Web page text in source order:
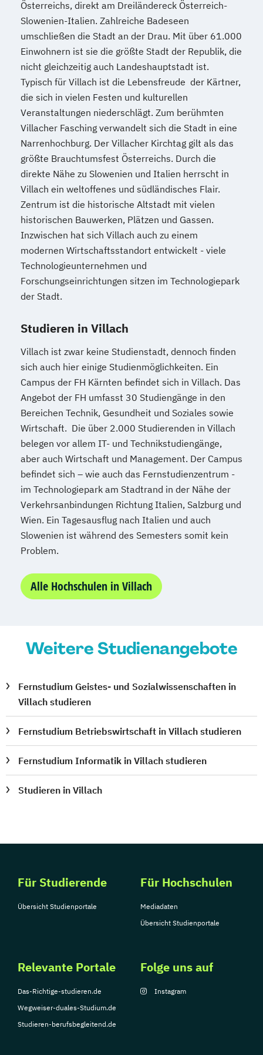
Finance
Accounting und Taxation (DE/EN)
Finanzmanagement
Finanzmanagement für Bankkaufleute
Fintech
Fitnessökonomie
Game Design
Gartenbau
General Management
Gerontologie
Gesundheits- und Pflegepädagogik
Gesundheitsmanagement
Gesundheitspsychologie
Gesundheitspädagogik
Gesundheitsökonomie
Growth Hacking
Growth Hacking (DE/EN)
Growth Hacking for Entrepreneurs (DE/EN)
Heilpädagogik
Heilpädagogik und Inklusion
Heilpädagogik/Inklusionspädagogik
Hotelmanagement (DE/EN)
Immobilienmanagement für
Immobilienwirtschaft Informatik
Information Technology Management
(DE/EN)
Innovation and Entrepreneurship (DE/EN)
International Healthcare Management
International Management (DE/EN)
Internationales Marketing
Journalismus und digitale Kommunikation
Kindheitspädagogik
Kindheitspädagogik für Erzieher:innen
Kommunikationsdesign
Kommunikationspsychologie
Leitungshandeln in der Pädagogik
Logistikmanagement Logopädie
MBA - New Work & Talent Management
Marketing und digitale Medien
Marketingmanagement
Master of Business Administration (DE/EN)
Mediation und Konfliktmanagement
Mediendesign
Online Marketing (DE/EN)
Pflegemanagement
Pflegepädagogik
Product Management (DE/EN)
Projektmanagement (DE/EN)
Österreichs, direkt am Dreiländereck Österreich-
Slowenien-Italien. Zahlreiche Badeseen
umschließen die Stadt an der Drau. Mit über 61.000
Einwohnern ist sie die größte Stadt der Republik, die
nicht gleichzeitig auch Landeshauptstadt ist.
Typisch für Villach ist die Lebensfreude der Kärtner,
die sich in vielen Festen und kulturellen
Veranstaltungen niederschlägt. Zum berühmten
Villacher Fasching verwandelt sich die Stadt in eine
Narrenhochburg. Der Villacher Kirchtag gilt als das
größte Brauchtumsfest Österreichs. Durch die
direkte Nähe zu Slowenien und Italien herrscht in
Villach ein weltoffenes und südländisches Flair.
Zentrum ist die historische Altstadt mit vielen
historischen Bauwerken, Plätzen und Gassen.
Inzwischen hat sich Villach auch zu einem
modernen Wirtschaftsstandort entwickelt - viele
Technologieunternehmen und
Forschungseinrichtungen sitzen im Technologiepark
der Stadt.
Studieren in Villach
Villach ist zwar keine Studienstadt, dennoch finden
sich auch hier einige Studienmöglichkeiten. Ein
Campus der FH Kärnten befindet sich in Villach. Das
Angebot der FH umfasst 30 Studiengänge in den
Bereichen Technik, Gesundheit und Soziales sowie
Wirtschaft. Die über 2.000 Studierenden in Villach
belegen vor allem IT- und Technikstudiengänge,
aber auch Wirtschaft und Management. Der Campus
befindet sich – wie auch das Fernstudienzentrum -
im Technologiepark am Stadtrand in der Nähe der
Verkehrsanbindungen Richtung Italien, Salzburg und
Wien. Ein Tagesausflug nach Italien und auch
Slowenien ist während des Semesters somit kein
Problem.
Alle Hochschulen in Villach
Weitere Studienangebote
Fernstudium Geistes- und Sozialwissenschaften in
Villach studieren
Fernstudium Betriebswirtschaft in Villach studieren
Fernstudium Informatik in Villach studieren
Studieren in Villach
Für Studierende
Übersicht Studienportale
Für Hochschulen
Mediadaten
Übersicht Studienportale
Relevante Portale
Das-Richtige-studieren.de
Wegweiser-duales-Studium.de
Studieren-berufsbegleitend.de
Folge uns auf
Instagram